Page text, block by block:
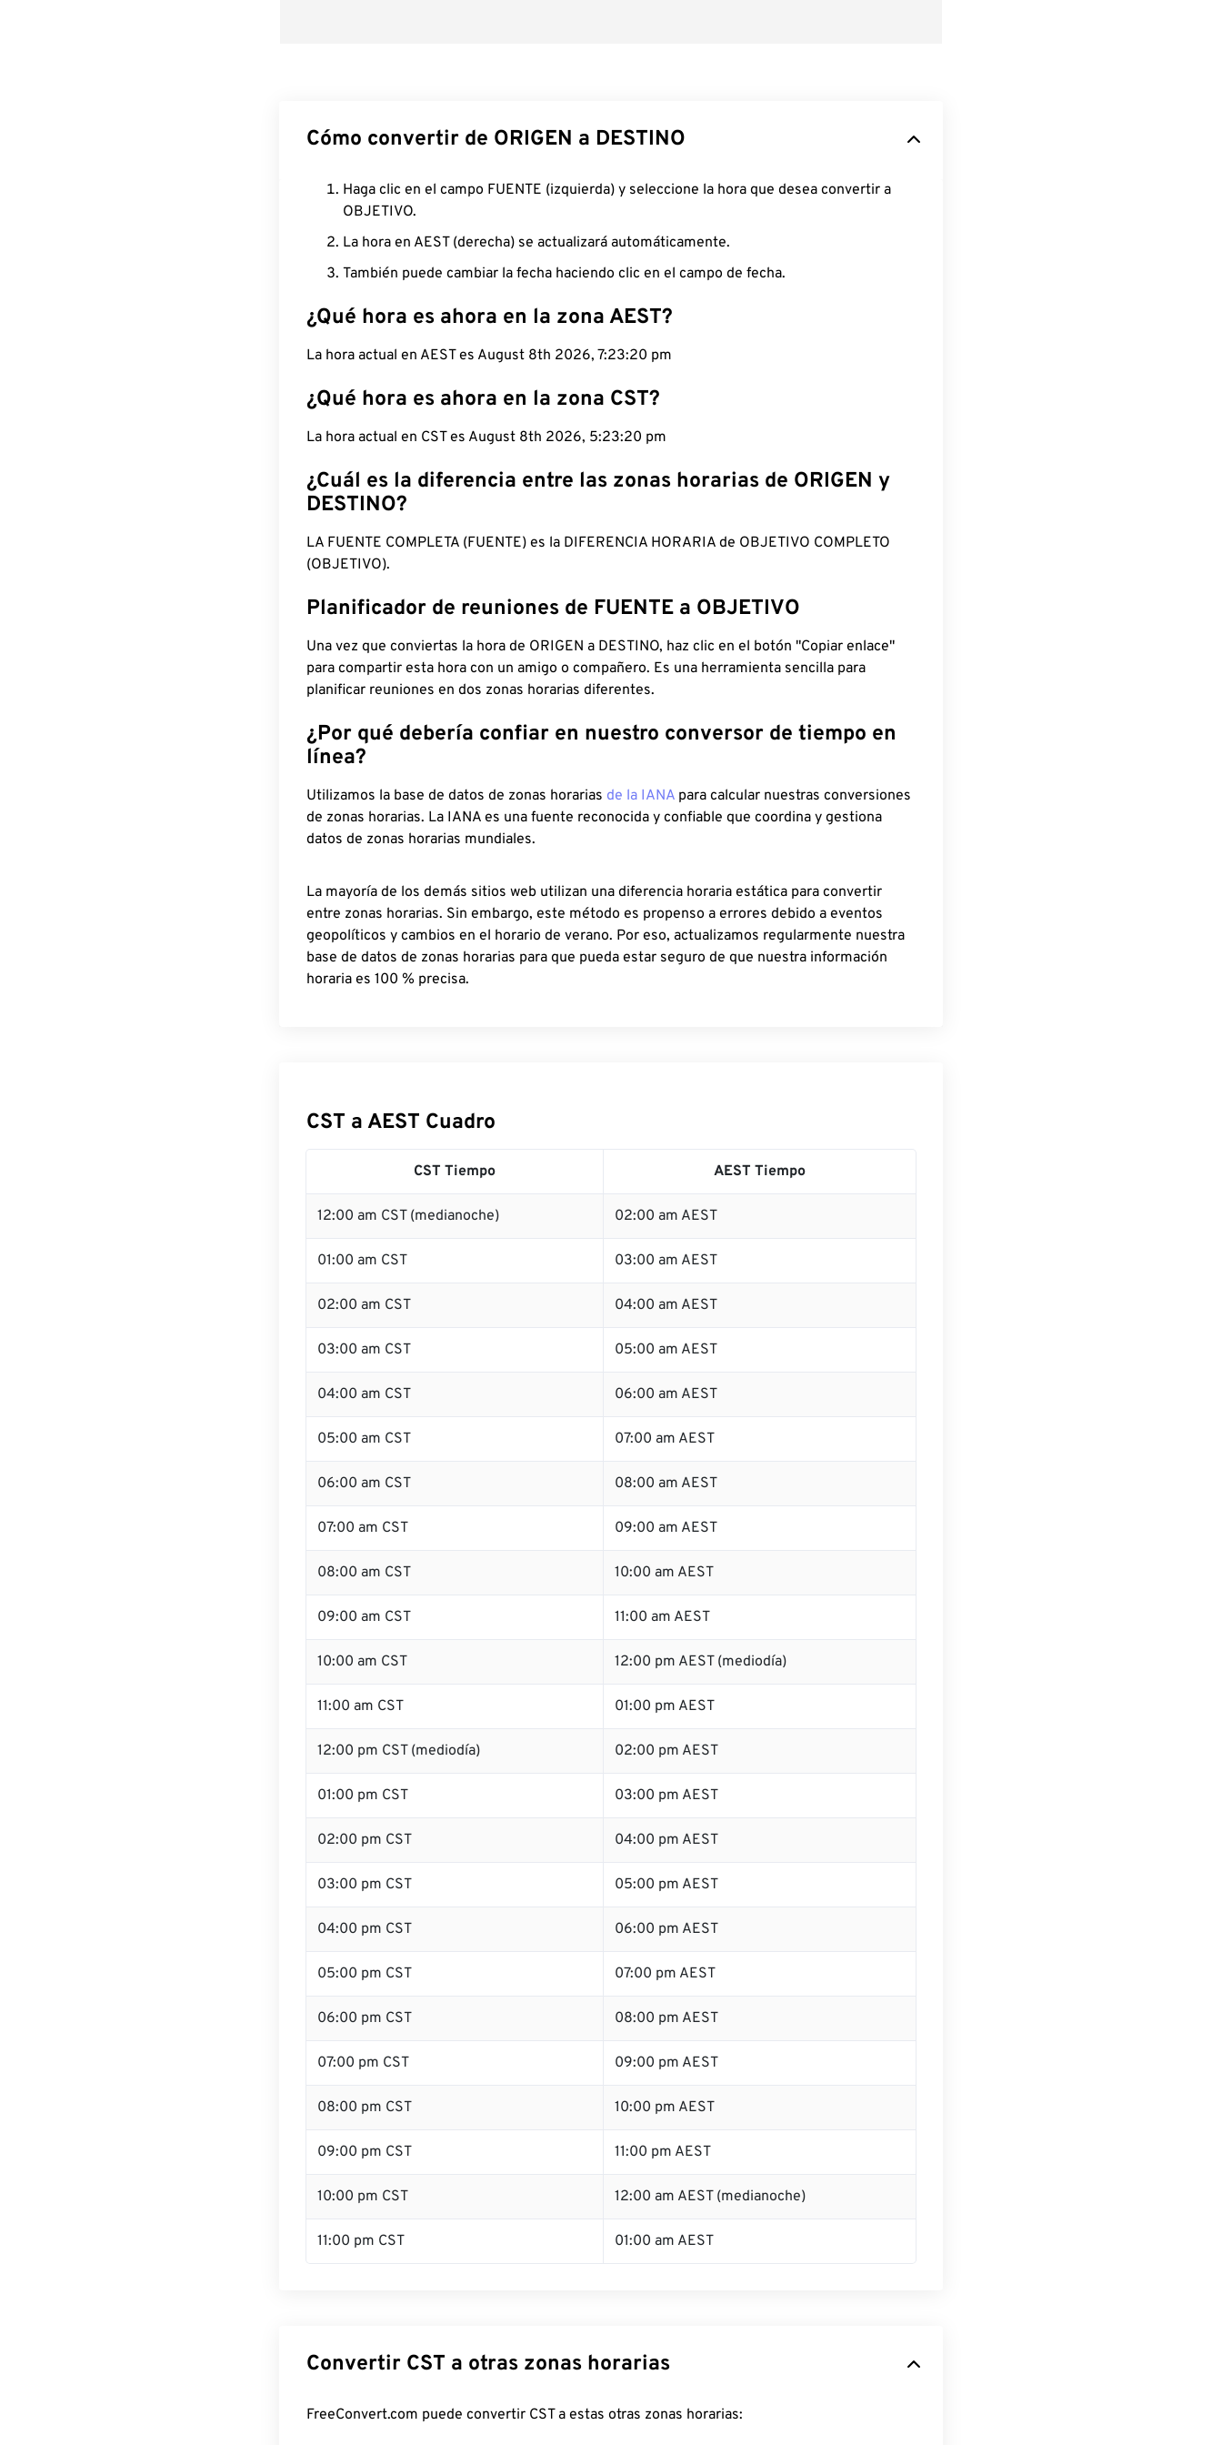
Cómo convertir de ORIGEN a DESTINO
Haga clic en el campo FUENTE (izquierda) y seleccione la hora que desea convertir a
OBJETIVO.
La hora en AEST (derecha) se actualizará automáticamente.
También puede cambiar la fecha haciendo clic en el campo de fecha.
¿Qué hora es ahora en la zona AEST?
La hora actual en AEST es August 8th 2026, 7:23:21 pm
¿Qué hora es ahora en la zona CST?
La hora actual en CST es August 8th 2026, 5:23:21 pm
¿Cuál es la diferencia entre las zonas horarias de ORIGEN y
DESTINO?
LA FUENTE COMPLETA (FUENTE) es la DIFERENCIA HORARIA de OBJETIVO COMPLETO
(OBJETIVO).
Planificador de reuniones de FUENTE a OBJETIVO
Una vez que conviertas la hora de ORIGEN a DESTINO, haz clic en el botón "Copiar enlace"
para compartir esta hora con un amigo o compañero. Es una herramienta sencilla para
planificar reuniones en dos zonas horarias diferentes.
¿Por qué debería confiar en nuestro conversor de tiempo en
línea?
Utilizamos la base de datos de zonas horarias de la IANA para calcular nuestras conversiones
de zonas horarias. La IANA es una fuente reconocida y confiable que coordina y gestiona
datos de zonas horarias mundiales.
La mayoría de los demás sitios web utilizan una diferencia horaria estática para convertir
entre zonas horarias. Sin embargo, este método es propenso a errores debido a eventos
geopolíticos y cambios en el horario de verano. Por eso, actualizamos regularmente nuestra
base de datos de zonas horarias para que pueda estar seguro de que nuestra información
horaria es 100 % precisa.
CST a AEST Cuadro
CST Tiempo AEST Tiempo
12:00 am CST (medianoche) 02:00 am AEST
01:00 am CST 03:00 am AEST
02:00 am CST 04:00 am AEST
03:00 am CST 05:00 am AEST
04:00 am CST 06:00 am AEST
05:00 am CST 07:00 am AEST
06:00 am CST 08:00 am AEST
07:00 am CST 09:00 am AEST
08:00 am CST 10:00 am AEST
09:00 am CST 11:00 am AEST
10:00 am CST 12:00 pm AEST (mediodía)
11:00 am CST 01:00 pm AEST
12:00 pm CST (mediodía) 02:00 pm AEST
01:00 pm CST 03:00 pm AEST
02:00 pm CST 04:00 pm AEST
03:00 pm CST 05:00 pm AEST
04:00 pm CST 06:00 pm AEST
05:00 pm CST 07:00 pm AEST
06:00 pm CST 08:00 pm AEST
07:00 pm CST 09:00 pm AEST
08:00 pm CST 10:00 pm AEST
09:00 pm CST 11:00 pm AEST
10:00 pm CST 12:00 am AEST (medianoche)
11:00 pm CST 01:00 am AEST
Convertir CST a otras zonas horarias
FreeConvert.com puede convertir CST a estas otras zonas horarias: